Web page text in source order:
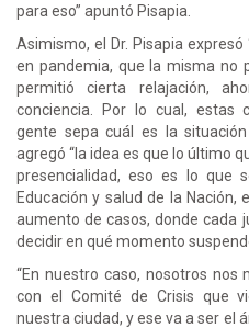
para eso” apuntó Pisapia.
Asimismo, el Dr. Pisapia
en pandemia, que la misma no
permitió cierta relajación,
conciencia. Por lo cual, estas
gente sepa cuál es la
agregó “la idea es que lo último
presencialidad, eso es lo que
Educación y salud de la Nación,
aumento de casos, donde cada
decidir en qué momento
“En nuestro caso, nosotros
con el Comité de Crisis que
nuestra ciudad, y ese va a ser el